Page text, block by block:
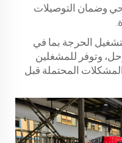
وضمان التوصيلات
الحرجة بما في
وتوفر للمشغلين
المحتملة قبل